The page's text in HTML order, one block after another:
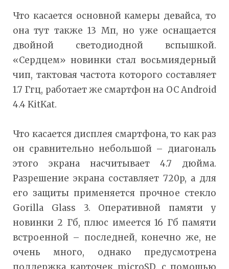
Что касается основной камеры девайса, то
она тут также 13 Мп, но уже оснащается
двойной светодиодной вспышкой.
«Сердцем» новинки стал восьмиядерный
чип, тактовая частота которого составляет
1.7 Ггц, работает же смартфон на ОС Android
4.4 KitKat.
Что касается дисплея смартфона, то как раз
он сравнительно небольшой – диагональ
этого экрана насчитывает 4.7 дюйма.
Разрешение экрана составляет 720p, а для
его защиты применяется прочное стекло
Gorilla Glass 3. Оперативной памяти у
новинки 2 Гб, плюс имеется 16 Гб памяти
встроенной – последней, конечно же, не
очень много, однако предусмотрена